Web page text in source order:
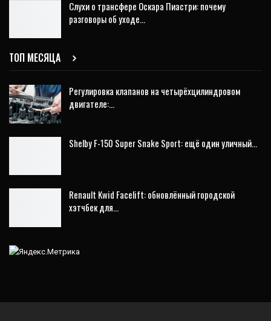
Слухи о трансфере Оскара Пиастри: почему
разговоры об уходе…
ТОП МЕСЯЦА
Регулировка клапанов на четырёхцилиндровом
двигателе:…
Shelby F-150 Super Snake Sport: ещё один уличный…
Renault Kwid Facelift: обновлённый городской
хэтчбек для…